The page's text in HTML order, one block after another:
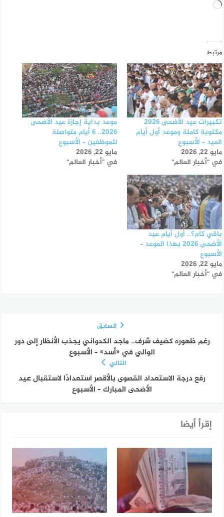
جاري
مرتبط
تكبيرات عيد الأضحى 2026
مكتوبة كاملة وموعد أول أيام
العيد – الأسبوع
مايو 22, 2026
في "أخبار العالم"
موعد بداية إجازة عيد الأضحى
2026.. 6 أيام متواصلة
للموظفين – الأسبوع
مايو 22, 2026
في "أخبار العالم"
باقي كام؟.. أول أيام عيد
الأضحى 2026 بهذا الموعد –
الأسبوع
مايو 22, 2026
في "أخبار العالم"
السابق
رغم ظهوره كضيف شرف.. ماجد الكدواني يجذب الأنظار إلى دور
الوالي في «أسد» – الأسبوع
التالي
رفع درجة الاستعداد القصوى بالأقصر استعدادًا لاستقبال عيد
الأضحى المبارك – الأسبوع
إقرأ أيضا